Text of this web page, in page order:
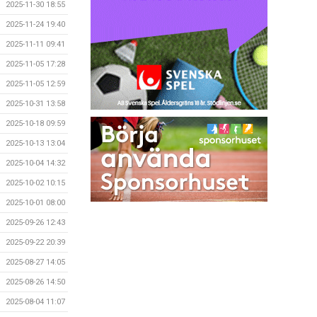
2025-11-30 18:55
2025-11-24 19:40
2025-11-11 09:41
2025-11-05 17:28
2025-11-05 12:59
2025-10-31 13:58
2025-10-18 09:59
2025-10-13 13:04
2025-10-04 14:32
2025-10-02 10:15
2025-10-01 08:00
2025-09-26 12:43
2025-09-22 20:39
2025-08-27 14:05
2025-08-26 14:50
2025-08-04 11:07